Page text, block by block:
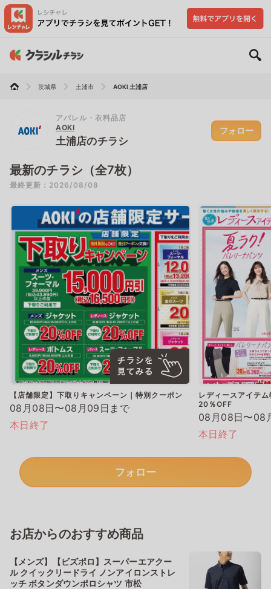
茨城県 土浦市 AOKI 土浦店
アパレル・衣料品店
AOKI
土浦店のチラシ
フォロー
最新のチラシ（全7枚）
最終更新：2026/08/08
【店舗限定】下取りキャンペーン｜特別クーポン
08月08日〜08月09日まで
本日終了
レディースアイテ
20％OFF
08月08日〜08
本日終了
フォロー
お店からのおすすめ商品
【メンズ】【ビズポロ】スーパーエアクー
ル クイックリードライ ノンアイロンストレ
ッチ ボタンダウンポロシャツ 市松